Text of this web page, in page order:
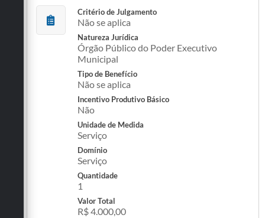
Critério de Julgamento
Não se aplica
Natureza Jurídica
Órgão Público do Poder Executivo
Municipal
Tipo de Benefício
Não se aplica
Incentivo Produtivo Básico
Não
Unidade de Medida
Serviço
Domínio
Serviço
Quantidade
1
Valor Total
R$ 4.000,00